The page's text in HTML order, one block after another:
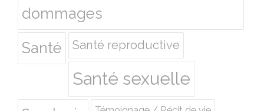
dommages
Santé
Santé reproductive
Santé sexuelle